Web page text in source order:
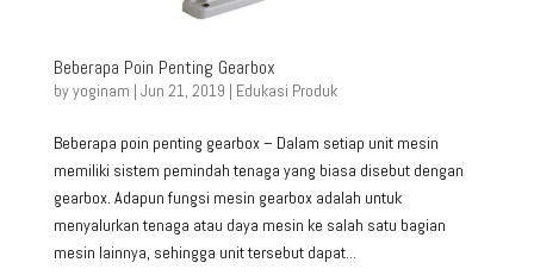
Beberapa Poin Penting Gearbox
byyoginam | Jun 21, 2019 | Edukasi Produk
Beberapa poin penting gearbox – Dalam setiap unit mesin
memiliki sistem pemindah tenaga yang biasa disebut dengan
gearbox. Adapun fungsi mesin gearbox adalah untuk
menyalurkan tenaga atau daya mesin ke salah satu bagian
mesin lainnya, sehingga unit tersebut dapat...